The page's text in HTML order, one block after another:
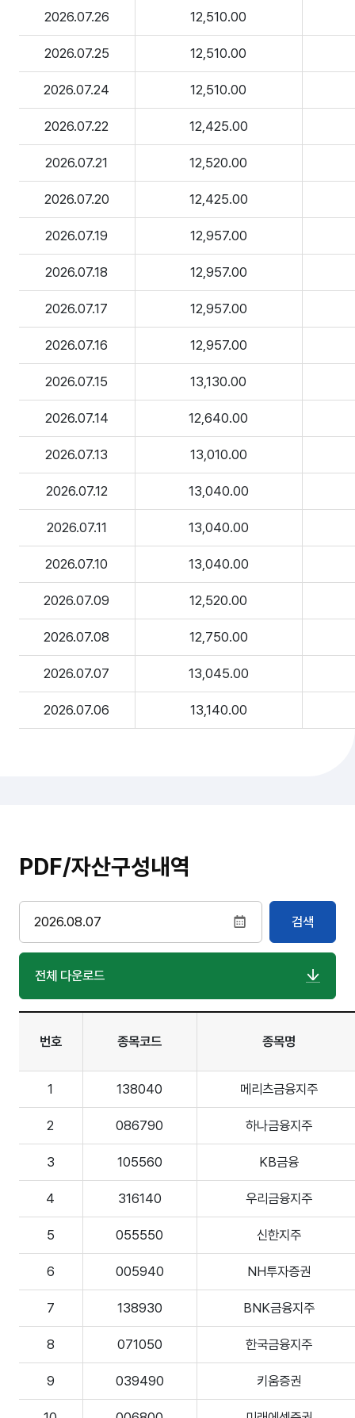
2026.07.26 12,510.00
2026.07.25 12,510.00
2026.07.24 12,510.00
2026.07.22 12,425.00
2026.07.21 12,520.00
2026.07.20 12,425.00
2026.07.19 12,957.00
2026.07.18 12,957.00
2026.07.17 12,957.00
2026.07.16 12,957.00
2026.07.15 13,130.00
2026.07.14 12,640.00
2026.07.13 13,010.00
2026.07.12 13,040.00
2026.07.11 13,040.00
2026.07.10 13,040.00
2026.07.09 12,520.00
2026.07.08 12,750.00
2026.07.07 13,045.00
2026.07.06 13,140.00
PDF/자산구성내역
검색
전체 다운로드
번호 종목코드 종목명
1 138040 메리츠금융지주
2 086790 하나금융지주
3 105560 KB금융
4 316140 우리금융지주
5 055550 신한지주
6 005940 NH투자증권
7 138930 BNK금융지주
8 071050 한국금융지주
9 039490 키움증권